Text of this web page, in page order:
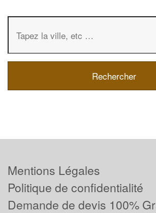
Mentions Légales
Politique de confidentialité
Demande de devis 100%